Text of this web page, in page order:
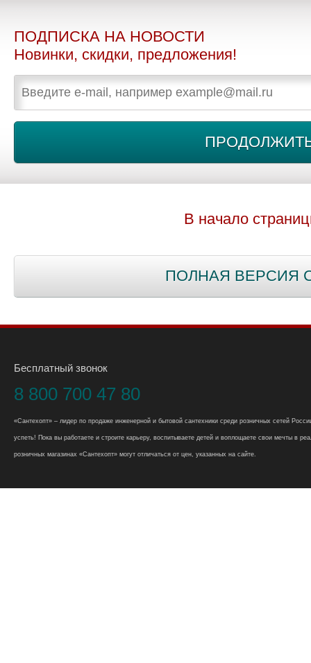
ПОДПИСКА НА НОВОСТИ
Новинки, скидки, предложения!
В начало
ПОЛНАЯ ВЕРСИЯ
Бесплатный звонок
8 800 700 47 80
«Сантехопт» – лидер по продаже инженерной и бытовой сантехники среди розничных сетей
успеть! Пока вы работаете и строите карьеру, воспитываете детей и воплощаете свои мечты в
розничных магазинах «Сантехопт» могут отличаться от цен, указанных на сайте.